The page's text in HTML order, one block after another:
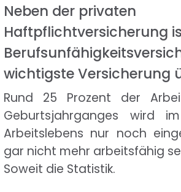
Neben der privaten
Haftpflichtversicherung
wichtigste Versicherung
Rund 25 Prozent der
Geburtsjahrganges wird
Arbeitslebens nur noch
gar nicht mehr arbeitsfähig
Soweit die Statistik.